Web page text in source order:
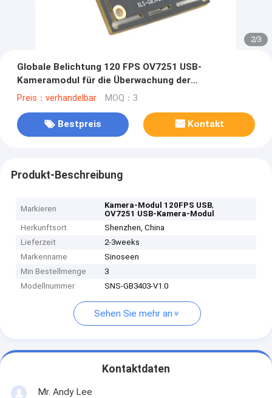
2/3
Globale Belichtung 120 FPS OV7251 USB-
Kameramodul für die Überwachung der
Bildverarbeitung
Preis：verhandelbar MOQ：3
Bestpreis Kontakt
Produkt-Beschreibung
Markieren Kamera-Modul 120FPS USB,
OV7251 USB-Kamera-Modul
Herkunftsort
Shenzhen, China
Lieferzeit
2-3weeks
Markenname
Sinoseen
Min Bestellmenge
3
Modellnummer
SNS-GB3403-V1.0
Sehen Sie mehr an
Kontaktdaten
Mr. Andy Lee